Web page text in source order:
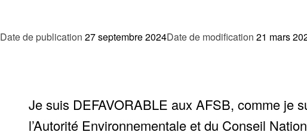
Date de publication 27 septembre 2024Date de modification 21 mars
Je suis DEFAVORABLE aux AFSB, comme je
l’Autorité Environnementale et du Conseil